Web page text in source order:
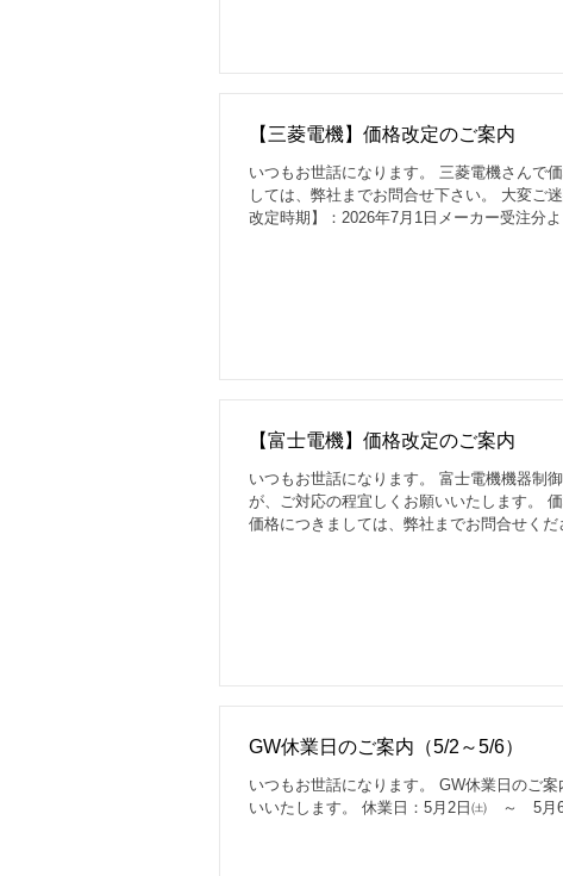
【三菱電機】価格改定のご案内
いつもお世話になります。 三菱電機さんで
しては、弊社までお問合せ下さい。 大変ご
改定時期】：2026年7月1日メーカー受注分
【富士電機】価格改定のご案内
いつもお世話になります。 富士電機機器制
が、ご対応の程宜しくお願いいたします。
価格につきましては、弊社までお問合せくだ
GW休業日のご案内（5/2～5/6）
いつもお世話になります。 GW休業日のご
いいたします。 休業日：5月2日㈯ ～ 5月